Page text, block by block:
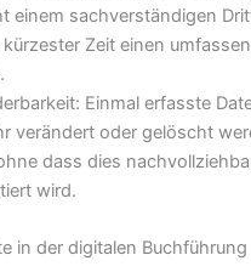
einem sachverständigen
Zeit einen
Einmal erfasste
verändert oder gelöscht
dass dies
wird.
in der digitalen Buchführung